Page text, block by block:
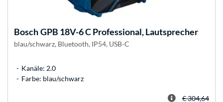
BoschGPB 18V-6 C Professional, Lautsprecher
blau/schwarz, Bluetooth, IP54, USB-C
Kanäle: 2.0
Farbe: blau/schwarz
€ 304,64